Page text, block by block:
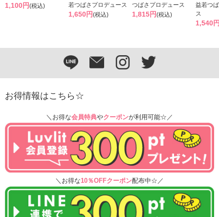
1,100円(税込)
若つばさプロデュース
1,650円(税込)
つばさプロデュース
1,815円(税込)
益若つ
ス
1,540
お得情報はこちら☆
＼お得な会員特典やクーポンが利用可能☆／
＼お得な10％OFFクーポン配布中☆／